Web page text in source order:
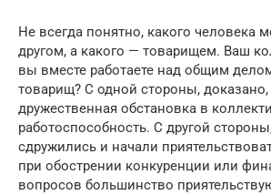
Не всегда понятно, какого человека
другом, а какого — товарищем. Ваш
вы вместе работаете над общим
товарищ? С одной стороны, доказано,
дружественная обстановка в
работоспособность. С другой
сдружились и начали
при обострении конкуренции или
вопросов большинство